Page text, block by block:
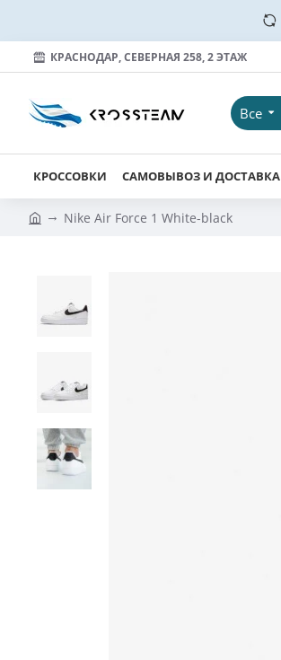
КРАСНОДАР, СЕВЕРНАЯ 258, 2 ЭТАЖ
Все
КРОССОВКИ САМОВЫВОЗ И ДОСТАВКА
Nike Air Force 1 White-black